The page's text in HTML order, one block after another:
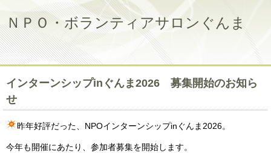
ＮＰＯ・ボランティアサロンぐんま
インターンシップinぐんま2026 募集開始のお知ら
せ
昨年好評だった、NPOインターンシップinぐんま2026。
今年も開催にあたり、参加者募集を開始します。